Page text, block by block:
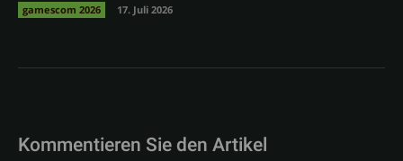
gamescom 2026 17. Juli 2026
Kommentieren Sie den Artikel